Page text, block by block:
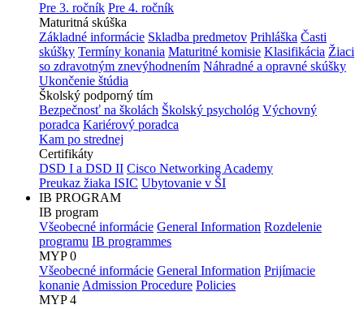
Pre 3. ročník Pre 4. ročník
Maturitná skúška
Základné informácie Skladba predmetov Prihláška Časti
skúšky Termíny konania Maturitné komisie Klasifikácia Žiaci
so zdravotným znevýhodnením Náhradné a opravné skúšky
Ukončenie štúdia
Školský podporný tím
Bezpečnosť na školách Školský psychológ Výchovný
poradca Kariérový poradca
Kam po strednej
Certifikáty
DSD I a DSD II Cisco Networking Academy
Preukaz žiaka ISIC Ubytovanie v ŠI
IB PROGRAM
IB program
Všeobecné informácie General Information Rozdelenie
programu IB programmes
MYP 0
Všeobecné informácie General Information Prijímacie
konanie Admission Procedure Policies
MYP 4